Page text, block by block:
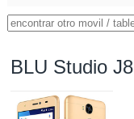
BLU Studio J8